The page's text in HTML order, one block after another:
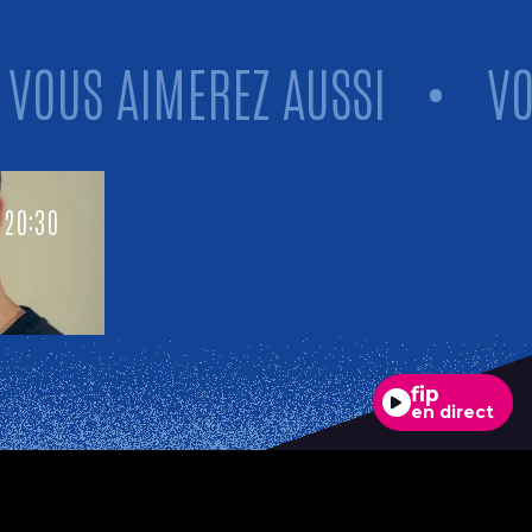
AIMEREZ AUSSI •
fip
en direct